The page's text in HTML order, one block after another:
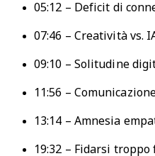
05:12 – Deficit di
07:46 – Creatività vs.
09:10 – Solitudine
11:56 –
13:14 – Amnesia
19:32 – Fidarsi troppo